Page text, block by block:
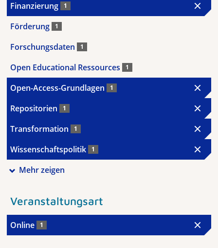
Finanzierung 1
Förderung 1
Forschungsdaten 1
Open Educational Ressources 1
Open-Access-Grundlagen 1
Repositorien 1
Transformation 1
Wissenschaftspolitik 1
Mehr zeigen
Veranstaltungsart
Online 1